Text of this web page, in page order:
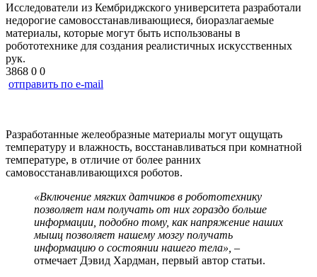
Исследователи из Кембриджского университета разработали
недорогие самовосстанавливающиеся, биоразлагаемые
материалы, которые могут быть использованы в
робототехнике для создания реалистичных искусственных
рук.
3868 0 0
отправить по e-mail
Разработанные желеобразные материалы могут ощущать
температуру и влажность, восстанавливаться при комнатной
температуре, в отличие от более ранних
самовосстанавливающихся роботов.
«Включение мягких датчиков в робототехнику
позволяет нам получать от них гораздо больше
информации, подобно тому, как напряжение наших
мышц позволяет нашему мозгу получать
информацию о состоянии нашего тела», –
отмечает Дэвид Хардман, первый автор статьи.